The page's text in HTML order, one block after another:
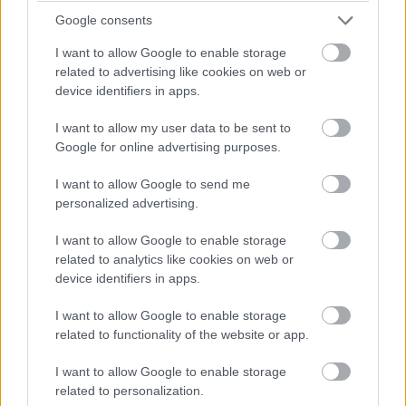
Google consents
I want to allow Google to enable storage
related to advertising like cookies on web or
device identifiers in apps.
I want to allow my user data to be sent to
Google for online advertising purposes.
I want to allow Google to send me
personalized advertising.
I want to allow Google to enable storage
related to analytics like cookies on web or
device identifiers in apps.
I want to allow Google to enable storage
related to functionality of the website or app.
I want to allow Google to enable storage
related to personalization.
A vásárlók sok helyen egész éjszaka, sőt napokon
keresztül sorban álltak az üzletek előtt és a helyzet több
városban is kezelhetetlenné vált. Rendőrséget kellett
vezettek be, Cardiffban egy 25 éves férfit őrizetbe is
vettek, Londonban pedig rendőrkutyákat is bevetettek.
A közösségi médiában terjedő videókon az látszik, hogy
Manchesterben pedig állítólag verekedés is kitört a
Trafford Centre bevásárlóközpontban.
Fight broke out in Milan over the Swatch x AP
"Royal Pop" Collection 😳
— JustFreshKicks (@JustFreshKicks)May 16, 2026